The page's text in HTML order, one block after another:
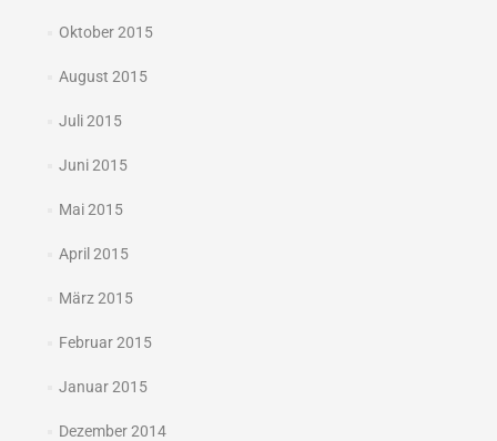
Oktober 2015
August 2015
Juli 2015
Juni 2015
Mai 2015
April 2015
März 2015
Februar 2015
Januar 2015
Dezember 2014